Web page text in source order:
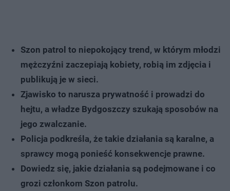
Szon patrol to niepokojący trend, w którym młodzi
mężczyźni zaczepiają kobiety, robią im zdjęcia i
publikują je w sieci.
Zjawisko to narusza prywatność i prowadzi do
hejtu, a władze Bydgoszczy szukają sposobów na
jego zwalczanie.
Policja podkreśla, że takie działania są karalne, a
sprawcy mogą ponieść konsekwencje prawne.
Dowiedz się, jakie działania są podejmowane i co
grozi członkom Szon patrolu.